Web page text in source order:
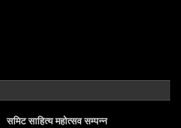
समिट साहित्य महोत्सव सम्पन्न